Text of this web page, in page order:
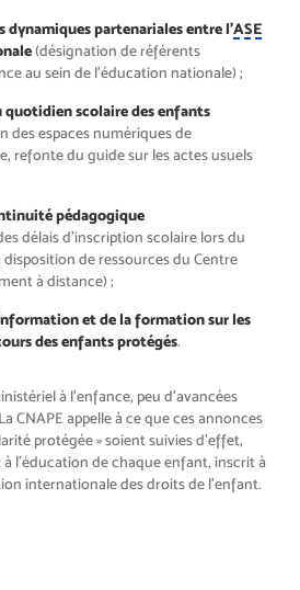
dynamiques partenariales entre l’ASE
(désignation de référents
au sein de l’éducation nationale) ;
scolaire des enfants
des espaces numériques de
refonte du guide sur les actes usuels
pédagogique
délais d’inscription scolaire lors du
disposition de ressources du Centre
à distance) ;
et de la formation sur les
des enfants protégés.
à l’enfance, peu d’avancées
CNAPE appelle à ce que ces annonces
protégée » soient suivies d’effet,
l’éducation de chaque enfant, inscrit à
internationale des droits de l’enfant.